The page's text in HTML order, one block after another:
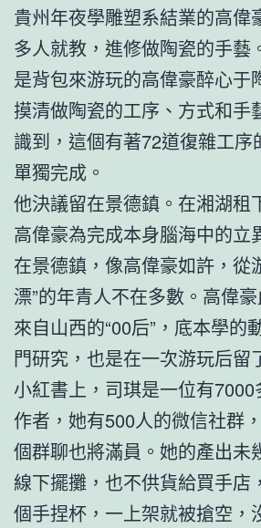
貴州年夜學雕塑系結業的高偉
多人就教，進修做陶瓷的手藝
是背包來游玩的高偉豪醉心于
摸清做陶瓷的工序、方式和手
識到，這個有著72道復雜工序
單獨完成。
他決議留在景德鎮。在湘湖租
高偉豪為完成本身腦海中的立
在景德鎮，像高偉豪如許，從
漂”的年青人不在多數。高偉
來自山西的“00后”，底本學的
門研究，也是在一次游玩后留
小紅書上，司琪是一位有
作者，她有500人的微信社群
個群聊也將滿員。她的產出未
線下擺攤，也不供貨給買手店
個手捏杯，一上架就被搶空，